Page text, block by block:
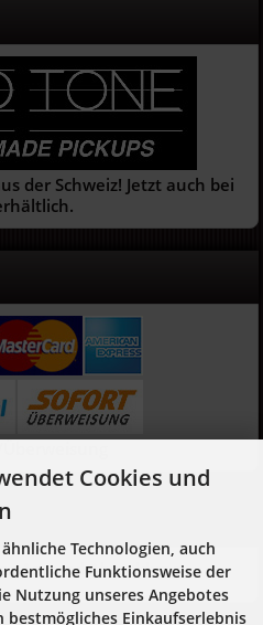
der Schweiz! Jetzt auch bei
An- und Abmeldung
Cookies und
Technologien, auch
Funktionsweise der
Nutzung unseres Angebotes
Einkaufserlebnis